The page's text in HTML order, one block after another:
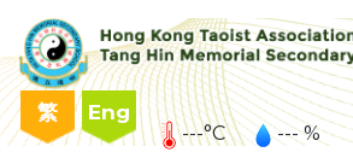
繁 Eng
---°C --- %